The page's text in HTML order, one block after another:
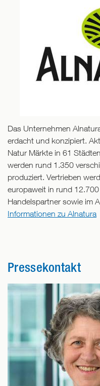
Das Unternehmen
erdacht und konzipiert.
Natur Märkte in 61
werden rund 1.350
produziert. Vertrieben
europaweit in rund
Handelspartner sowie im
Informationen zu Alnatura
Pressekontakt